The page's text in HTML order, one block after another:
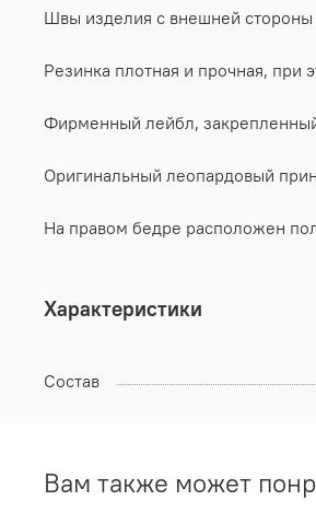
Швы изделия с внешней
Резинка плотная и прочная, при
Фирменный лейбл,
Оригинальный леопардовый
На правом бедре расположен
Характеристики
Состав
Вам также может